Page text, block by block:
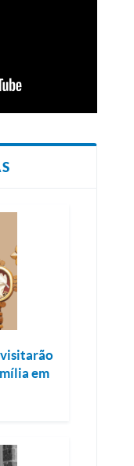
visitarão
em